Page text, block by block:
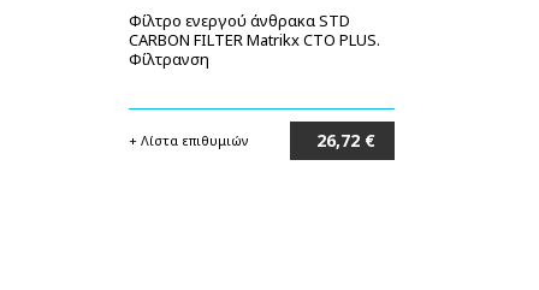
Φίλτρο ενεργού άνθρακα STD
CARBON FILTER Matrikx CTO PLUS.
Φίλτρανση
+ Λίστα επιθυμιών 26,72 €